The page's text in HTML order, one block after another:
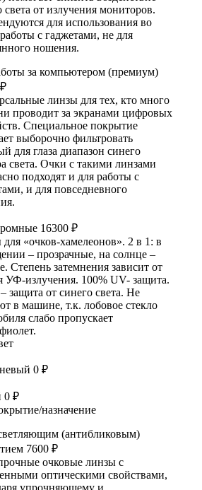
света от излучения мониторов.
для использования во
с гаджетами, не для
ношения.
за компьютером (премиум)
линзы для тех, кто много
проводит за экранами цифровых
Специальное покрытие
выборочно фильтровать
для глаза диапазон синего
света. Очки с такими линзами
подходят и для работы с
и для повседневного
16300 ₽
«очков-хамелеонов». 2 в 1: в
– прозрачные, на солнце –
Степень затемнения зависит от
УФ-излучения. 100% UV- защита.
защита от синего света. Не
в машине, т.к. лобовое стекло
слабо пропускает
0 ₽
0 ₽
назначение
(антибликовым)
7600 ₽
очковые линзы с
оптическими свойствами,
упрочняющему и